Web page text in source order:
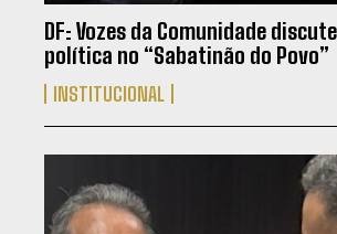
DF: Vozes da Comunidade
política no “Sabatinão do Povo”
INSTITUCIONAL